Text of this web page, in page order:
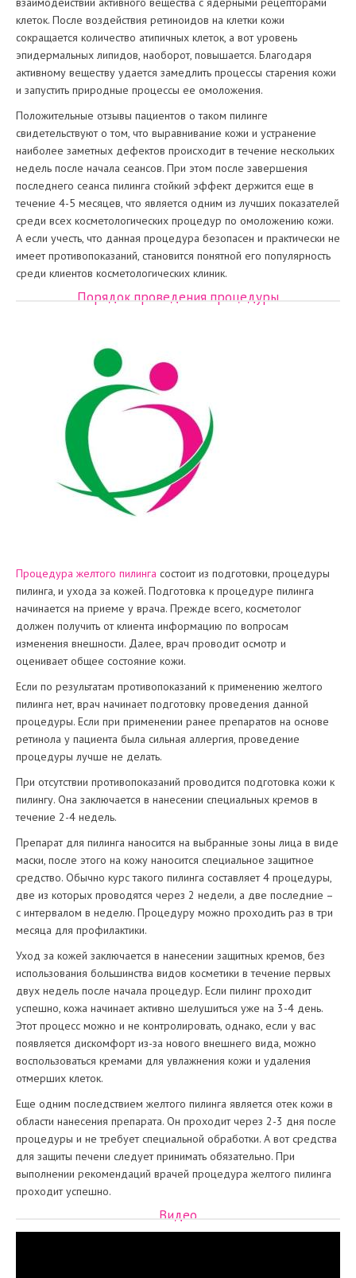
клеток. После воздействия ретиноидов на клетки кожи
сокращается количество атипичных клеток, а вот уровень
эпидермальных липидов, наоборот, повышается. Благодаря
активному веществу удается замедлить процессы старения кожи
и запустить природные процессы ее омоложения.
Положительные отзывы пациентов о таком пилинге
свидетельствуют о том, что выравнивание кожи и устранение
наиболее заметных дефектов происходит в течение нескольких
недель после начала сеансов. При этом после завершения
последнего сеанса пилинга стойкий эффект держится еще в
течение 4-5 месяцев, что является одним из лучших показателей
среди всех косметологических процедур по омоложению кожи.
А если учесть, что данная процедура безопасен и практически не
имеет противопоказаний, становится понятной его популярность
среди клиентов косметологических клиник.
Порядок проведения процедуры
Процедура желтого пилинга состоит из подготовки, процедуры
пилинга, и ухода за кожей. Подготовка к процедуре пилинга
начинается на приеме у врача. Прежде всего, косметолог
должен получить от клиента информацию по вопросам
изменения внешности. Далее, врач проводит осмотр и
оценивает общее состояние кожи.
Если по результатам противопоказаний к применению желтого
пилинга нет, врач начинает подготовку проведения данной
процедуры. Если при применении ранее препаратов на основе
ретинола у пациента была сильная аллергия, проведение
процедуры лучше не делать.
При отсутствии противопоказаний проводится подготовка кожи к
пилингу. Она заключается в нанесении специальных кремов в
течение 2-4 недель.
Препарат для пилинга наносится на выбранные зоны лица в виде
маски, после этого на кожу наносится специальное защитное
средство. Обычно курс такого пилинга составляет 4 процедуры,
две из которых проводятся через 2 недели, а две последние –
с интервалом в неделю. Процедуру можно проходить раз в три
месяца для профилактики.
Уход за кожей заключается в нанесении защитных кремов, без
использования большинства видов косметики в течение первых
двух недель после начала процедур. Если пилинг проходит
успешно, кожа начинает активно шелушиться уже на 3-4 день.
Этот процесс можно и не контролировать, однако, если у вас
появляется дискомфорт из-за нового внешнего вида, можно
воспользоваться кремами для увлажнения кожи и удаления
отмерших клеток.
Еще одним последствием желтого пилинга является отек кожи в
области нанесения препарата. Он проходит через 2-3 дня после
процедуры и не требует специальной обработки. А вот средства
для защиты печени следует принимать обязательно. При
выполнении рекомендаций врачей процедура желтого пилинга
проходит успешно.
Видео